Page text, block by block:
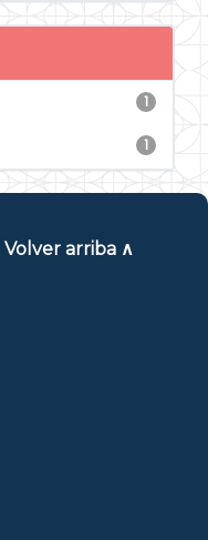
1
1
Volver arriba ∧